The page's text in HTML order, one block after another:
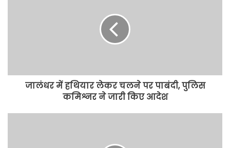
जालंधर में हथियार लेकर चलने पर पाबंदी, पुलिस
कमिश्नर ने जारी किए आदेश